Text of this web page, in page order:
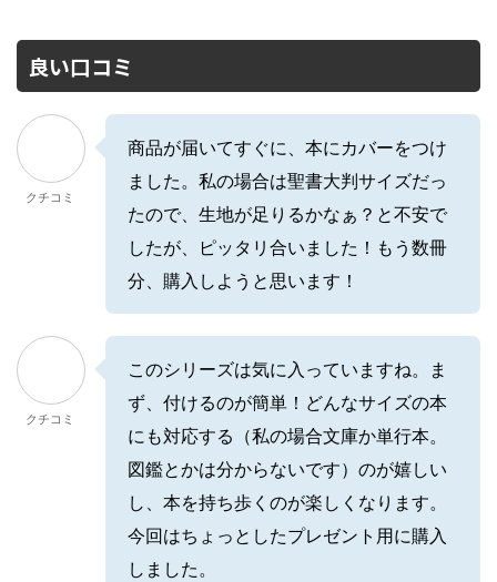
良い口コミ
クチコミ
商品が届いてすぐに、本にカバーをつけ
ました。私の場合は聖書大判サイズだっ
たので、生地が足りるかなぁ？と不安で
したが、ピッタリ合いました！もう数冊
分、購入しようと思います！
クチコミ
このシリーズは気に入っていますね。ま
ず、付けるのが簡単！どんなサイズの本
にも対応する（私の場合文庫か単行本。
図鑑とかは分からないです）のが嬉しい
し、本を持ち歩くのが楽しくなります。
今回はちょっとしたプレゼント用に購入
しました。